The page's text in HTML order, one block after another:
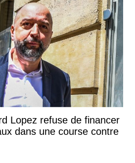
Lopez refuse de financer
dans une course contre